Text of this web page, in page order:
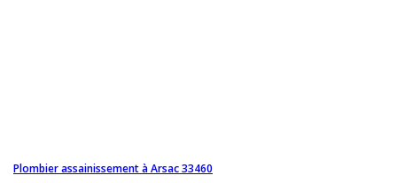
Plombier assainissement à Arsac 33460